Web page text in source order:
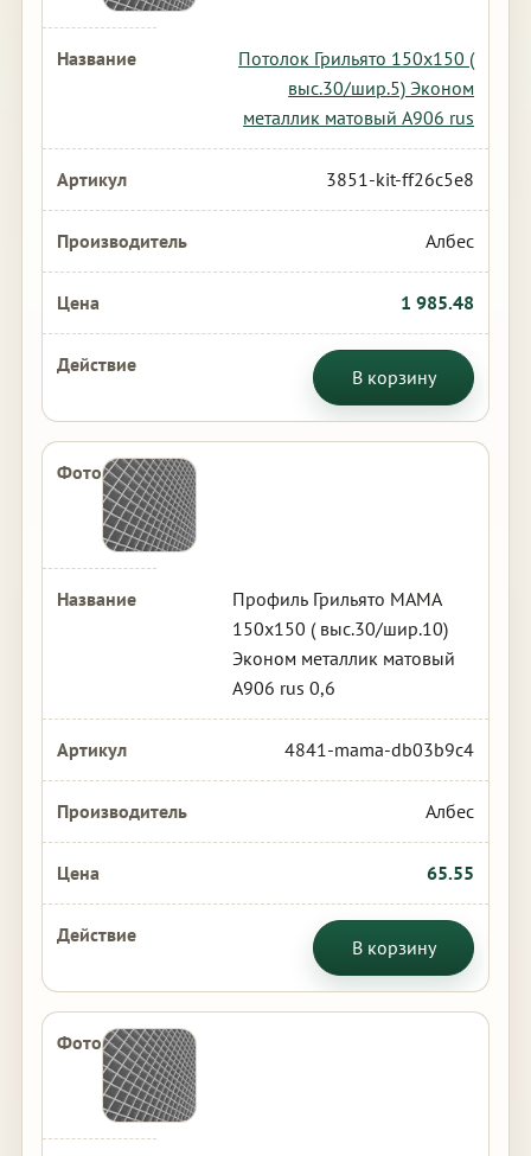
Потолок Грильято 150х150 (
выс.30/шир.5) Эконом
металлик матовый А906 rus
3851-kit-ff26c5e8
Албес
1 985.48
В корзину
Профиль Грильято МАМА
150х150 ( выс.30/шир.10)
Эконом металлик матовый
А906 rus 0,6
4841-mama-db03b9c4
Албес
65.55
В корзину